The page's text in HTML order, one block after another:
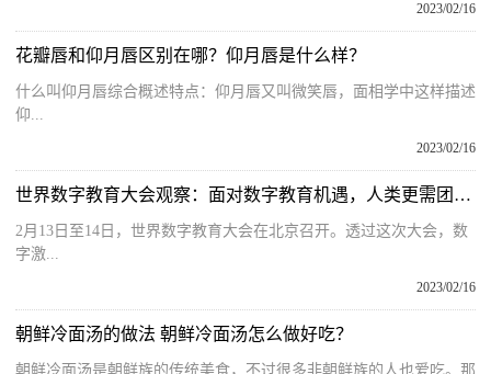
2023/02/16
花瓣唇和仰月唇区别在哪？仰月唇是什么样？
什么叫仰月唇综合概述特点：仰月唇又叫微笑唇，面相学中这样描述
仰...
2023/02/16
世界数字教育大会观察：面对数字教育机遇，人类更需团结携手
2月13日至14日，世界数字教育大会在北京召开。透过这次大会，数
字激...
2023/02/16
朝鲜冷面汤的做法 朝鲜冷面汤怎么做好吃？
朝鲜冷面汤是朝鲜族的传统美食，不过很多非朝鲜族的人也爱吃。那